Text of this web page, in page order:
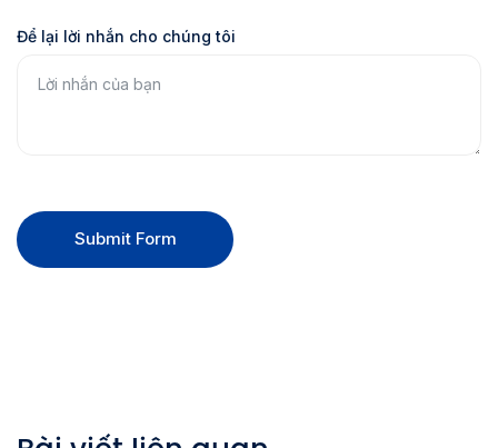
Để lại lời nhắn cho chúng tôi
Submit Form